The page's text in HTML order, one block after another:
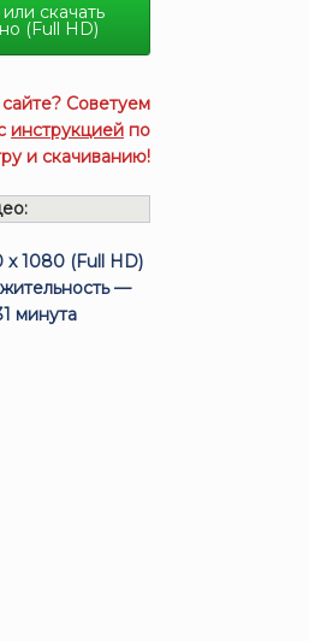
скачать
(Full HD)
Советуем
инструкцией по
и скачиванию!
x 1080 (Full HD)
—
минута